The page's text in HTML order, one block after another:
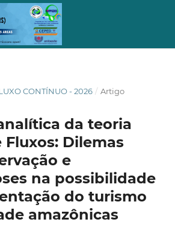
CONTÍNUO - 2026 / Artigo
da teoria
Fluxos: Dilemas
e
na possibilidade
do turismo
amazônicas